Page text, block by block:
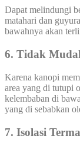
Dapat melindungi
matahari dan
bawahnya akan
6. Tidak
Karena kanopi
area yang di tutupi
kelembaban di
yang di sebabkan
7. Isolasi